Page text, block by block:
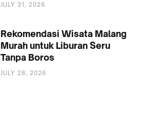
JULY 31, 2026
Rekomendasi Wisata Malang
Murah untuk Liburan Seru
Tanpa Boros
JULY 28, 2026